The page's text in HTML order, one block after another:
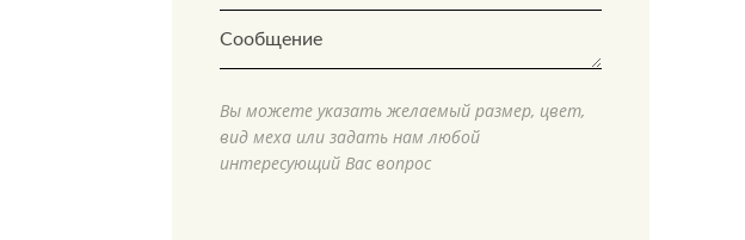
Вы можете указать желаемый размер, цвет,
вид меха или задать нам любой
интересующий Вас вопрос